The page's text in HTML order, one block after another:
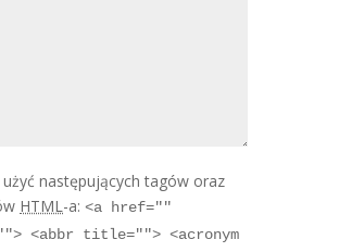
następujących tagów oraz
HTML-a: <a href=""
<abbr title=""> <acronym